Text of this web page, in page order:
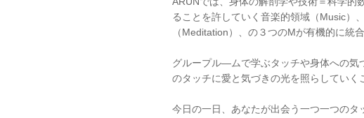
ることを許していく音楽的領域（Music）
（Meditation）、の３つのMが有機的に統
グループル―ムで学ぶタッチや身体への気
のタッチに愛と気づきの光を照らしていく
今日の一日、あなたが出会う一つ一つのタ